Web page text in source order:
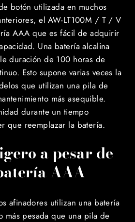
botón utilizada en muchos
el AW-LT100M / T / V
AAA que es fácil de adquirir
Una batería alcalina
duración de 100 horas de
Esto supone varias veces la
que utilizan una pila de
más asequible.
durante un tiempo
que reemplazar la batería.
a pesar de
AAA
afinadores utilizan una batería
más pesada que una pila de